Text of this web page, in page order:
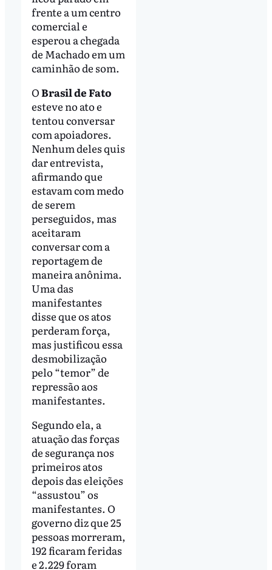
frente a um centro
comercial e
esperou a chegada
de Machado em um
caminhão de som.
OBrasil de Fato
esteve no ato e
tentou conversar
com apoiadores.
Nenhum deles quis
dar entrevista,
afirmando que
estavam com medo
de serem
perseguidos, mas
aceitaram
conversar com a
reportagem de
maneira anônima.
Uma das
manifestantes
disse que os atos
perderam força,
mas justificou essa
desmobilização
pelo “temor” de
repressão aos
manifestantes.
Segundo ela, a
atuação das forças
de segurança nos
primeiros atos
depois das eleições
“assustou” os
manifestantes. O
governo diz que 25
pessoas morreram,
192 ficaram feridas
e 2.229 foram